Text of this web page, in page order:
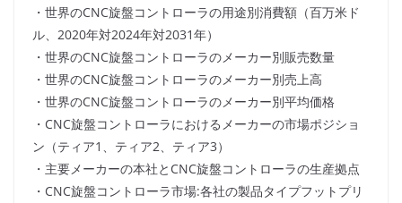
・世界のCNC旋盤コントローラの用途別消費額（百万米ド
ル、2020年対2024年対2031年）
・世界のCNC旋盤コントローラのメーカー別販売数量
・世界のCNC旋盤コントローラのメーカー別売上高
・世界のCNC旋盤コントローラのメーカー別平均価格
・CNC旋盤コントローラにおけるメーカーの市場ポジショ
ン（ティア1、ティア2、ティア3）
・主要メーカーの本社とCNC旋盤コントローラの生産拠点
・CNC旋盤コントローラ市場:各社の製品タイプフットプリ